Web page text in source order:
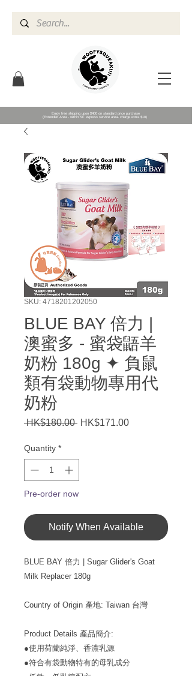
Enjoy free shipping upon $400 on standard price purchase
(Extended Area - within SF express service area- charge extra $10)
SKU: 4718201202050
BLUE BAY 倍力 |
澳蜜多 - 蜜袋鼯羊
奶粉 180g ✦ 負鼠
類有袋動物專用代
奶粉
HK$180.00 Regular
HK$171.00Sale
Quantity *
Pre-order now
Notify When Available
BLUE BAY 倍力 | Sugar Glider's Goat
Milk Replacer 180g
Country of Origin 產地: Taiwan 台灣
Product Details 產品簡介:
●使用荷蘭純淨、香濃乳源
●符合有袋動物特有的母乳成分